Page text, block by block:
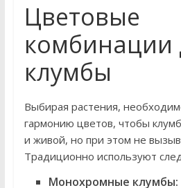
Цветовые
комбинации
клумбы
Выбирая растения,
гармонию цветов, чтобы
и живой, но при этом не
Традиционно используют
Монохромные клумбы: